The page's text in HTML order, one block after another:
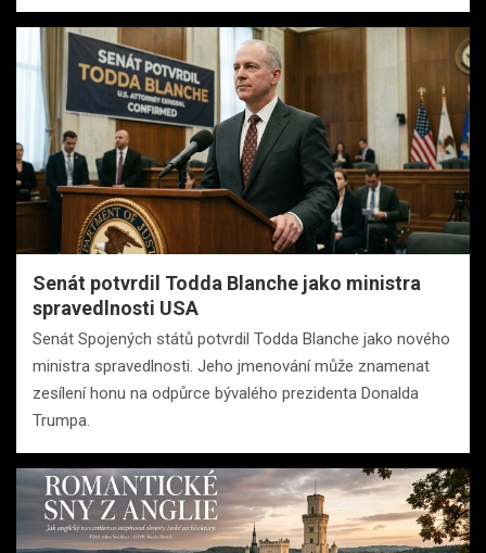
Senát potvrdil Todda Blanche jako ministra
spravedlnosti USA
Senát Spojených států potvrdil Todda Blanche jako nového
ministra spravedlnosti. Jeho jmenování může znamenat
zesílení honu na odpůrce bývalého prezidenta Donalda
Trumpa.